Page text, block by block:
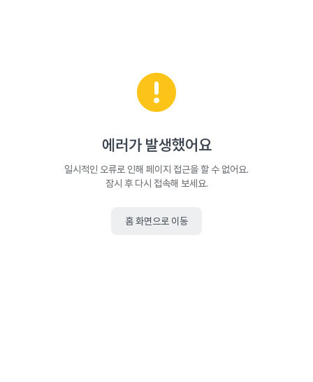
에러가 발생했어요
일시적인 오류로 인해 페이지 접근을 할 수 없어요.
잠시 후 다시 접속해 보세요.
홈 화면으로 이동